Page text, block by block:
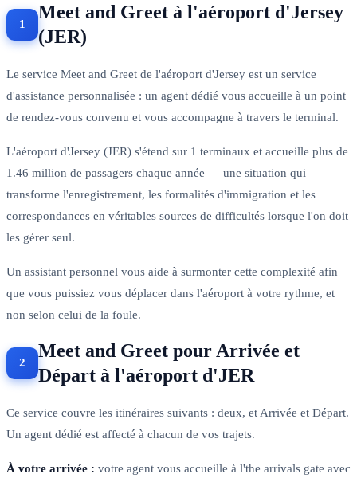
Meet and Greet à l'aéroport d'Jersey
(JER)
Le service Meet and Greet de l'aéroport d'Jersey est un service
d'assistance personnalisée : un agent dédié vous accueille à un point
de rendez-vous convenu et vous accompagne à travers le terminal.
L'aéroport d'Jersey (JER) s'étend sur 1 terminaux et accueille plus de
1.46 million de passagers chaque année — une situation qui
transforme l'enregistrement, les formalités d'immigration et les
correspondances en véritables sources de difficultés lorsque l'on doit
les gérer seul.
Un assistant personnel vous aide à surmonter cette complexité afin
que vous puissiez vous déplacer dans l'aéroport à votre rythme, et
non selon celui de la foule.
Meet and Greet pour Arrivée et
Départ à l'aéroport d'JER
Ce service couvre les itinéraires suivants : deux, et Arrivée et Départ.
Un agent dédié est affecté à chacun de vos trajets.
À votre arrivée : votre agent vous accueille à l'the arrivals gate avec